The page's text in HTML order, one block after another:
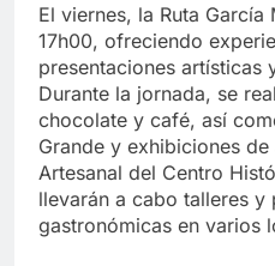
El viernes, la Ruta
17h00, ofreciendo
presentaciones artísticas
Durante la jornada, se
chocolate y café, así
Grande y exhibiciones
Artesanal del Centro
llevarán a cabo talleres y
gastronómicas en varios